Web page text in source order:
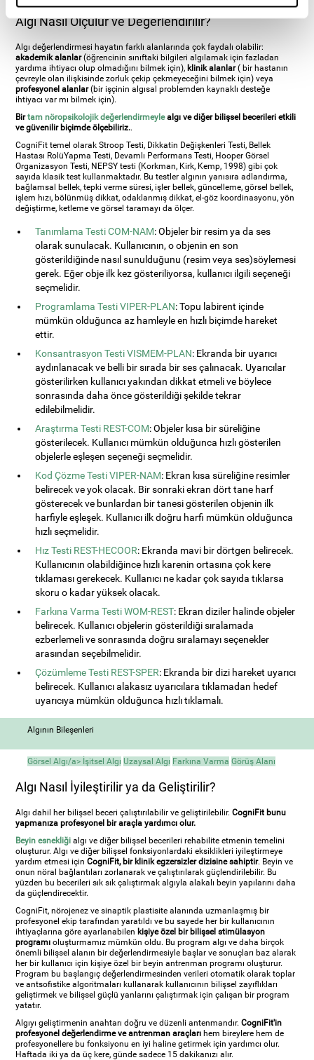
oluşan beyin hasarlarının sonucunda oluşur.
Algı Nasıl Ölçülür ve Değerlendirilir?
Algı değerlendirmesi hayatın farklı alanlarında çok faydalı olabilir:
akademik alanlar(öğrencinin sınıftaki bilgileri algılamak için fazladan
yardıma ihtiyacı olup olmadığını bilmek için), klinik alanlar( bir hastanın
çevreyle olan ilişkisinde zorluk çekip çekmeyeceğini bilmek için) veya
profesyonel alanlar(bir işçinin algısal problemden kaynaklı desteğe
ihtiyacı var mı bilmek için).
Bir tam nöropsikolojik değerlendirmeylealgı ve diğer bilişsel becerileri etkili
ve güvenilir biçimde ölçebiliriz..
CogniFit temel olarak Stroop Testi, Dikkatin Değişkenleri Testi, Bellek
Hastası RolüYapma Testi, Devamlı Performans Testi, Hooper Görsel
Organizasyon Testi, NEPSY testi (Korkman, Kirk, Kemp, 1998) gibi çok
sayıda klasik test kullanmaktadır. Bu testler algının yanısıra adlandırma,
bağlamsal bellek, tepki verme süresi, işler bellek, güncelleme, görsel bellek,
işlem hızı, bölünmüş dikkat, odaklanmış dikkat, el-göz koordinasyonu, yön
değiştirme, ketleme ve görsel taramayı da ölçer.
Tanımlama Testi COM-NAM: Objeler bir resim ya da ses
olarak sunulacak. Kullanıcının, o objenin en son
gösterildiğinde nasıl sunulduğunu (resim veya ses)söylemesi
gerek. Eğer obje ilk kez gösteriliyorsa, kullanıcı ilgili seçeneği
seçmelidir.
Programlama Testi VIPER-PLAN: Topu labirent içinde
mümkün olduğunca az hamleyle en hızlı biçimde hareket
ettir.
Konsantrasyon Testi VISMEM-PLAN: Ekranda bir uyarıcı
aydınlanacak ve belli bir sırada bir ses çalınacak. Uyarıcılar
gösterilirken kullanıcı yakından dikkat etmeli ve böylece
sonrasında daha önce gösterildiği şekilde tekrar
edilebilmelidir.
Araştırma Testi REST-COM: Objeler kısa bir süreliğine
gösterilecek. Kullanıcı mümkün olduğunca hızlı gösterilen
objelerle eşleşen seçeneği seçmelidir.
Kod Çözme Testi VIPER-NAM: Ekran kısa süreliğine resimler
belirecek ve yok olacak. Bir sonraki ekran dört tane harf
gösterecek ve bunlardan bir tanesi gösterilen objenin ilk
harfiyle eşleşek. Kullanıcı ilk doğru harfi mümkün olduğunca
hızlı seçmelidir.
Hız Testi REST-HECOOR: Ekranda mavi bir dörtgen belirecek.
Kullanıcının olabildiğince hızlı karenin ortasına çok kere
tıklaması gerekecek. Kullanıcı ne kadar çok sayıda tıklarsa
skoru o kadar yüksek olacak.
Farkına Varma Testi WOM-REST: Ekran diziler halinde objeler
belirecek. Kullanıcı objelerin gösterildiği sıralamada
ezberlemeli ve sonrasında doğru sıralamayı seçenekler
arasından seçebilmelidir.
Çözümleme Testi REST-SPER: Ekranda bir dizi hareket uyarıcı
belirecek. Kullanıcı alakasız uyarıcılara tıklamadan hedef
uyarıcıya mümkün olduğunca hızlı tıklamalı.
Algının Bileşenleri
Görsel Algı/a> İşitsel Algı Uzaysal Algı Farkına Varma Görüş Alanı
Algı Nasıl İyileştirilir ya da Geliştirilir?
Algı dahil her bilişsel beceri çalıştırılabilir ve geliştirilebilir.CogniFit bunu
yapmanıza profesyonel bir araçla yardımcı olur.
Beyin esnekliği algı ve diğer bilişsel becerileri rehabilite etmenin temelini
oluşturur. Algı ve diğer bilişsel fonksiyonlardaki eksiklikleri iyileştirmeye
yardım etmesi içinCogniFit, bir klinik egzersizler dizisine sahiptir. Beyin ve
onun nöral bağlantıları zorlanarak ve çalıştırılarak güçlendirilebilir. Bu
yüzden bu becerileri sık sık çalıştırmak algıyla alakalı beyin yapılarını daha
da güçlendirecektir.
CogniFit, nörojenez ve sinaptik plastisite alanında uzmanlaşmış bir
profesyonel ekip tarafından yaratıldı ve bu sayede her bir kullanıcının
ihtiyaçlarına göre ayarlanabilen kişiye özel bir bilişsel stimülasyon
programı oluşturmamız mümkün oldu. Bu program algı ve daha birçok
önemli bilişsel alanın bir değerlendirmesiyle başlar ve sonuçları baz alarak
her bir kullanıcı için kişiye özel bir beyin antrenman programı oluşturur.
Program bu başlangıç değerlendirmesinden verileri otomatik olarak toplar
ve antsofistike algoritmaları kullanarak kullanıcının bilişsel zayıflıkları
geliştirmek ve bilişsel güçlü yanlarını çalıştırmak için çalışan bir program
yatatır.
Algıyı geliştirmenin anahtarı doğru ve düzenli antenmandır.CogniFit'in
profesyonel değerlendirme ve antrenman araçları hem bireylere hem de
profesyonellere bu fonksiyonu en iyi haline getirmek için yardımcı olur.
Haftada iki ya da üç kere, günde sadece 15 dakikanızı alır.